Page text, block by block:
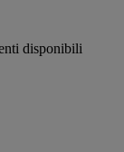
disponibili